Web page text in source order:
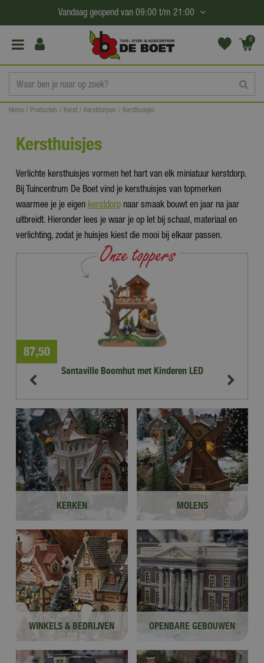
a
Home Producten Kerst Kerstdorpen Kersthuisjes
Vandaag geopend van 09:00 t/m 21:00
0
(€0,
Kersthuisjes
Verlichte kersthuisjes vormen het hart van elk miniatuur kerstdorp.
Bij Tuincentrum De Boet vind je kersthuisjes van topmerken
waarmee je je eigen kerstdorp naar smaak bouwt en jaar na jaar
uitbreidt. Hieronder lees je waar je op let bij schaal, materiaal en
verlichting, zodat je huisjes kiest die mooi bij elkaar passen.
Santaville Boomhut met Kinderen LED
87,50
KERKEN MOLENS
WINKELS & BEDRIJVEN OPENBARE GEBOUWEN